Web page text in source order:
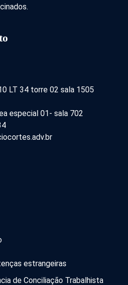
LT 34 torre 02 sala 1505
especial 01- sala 702
estrangeiras
de Conciliação Trabalhista